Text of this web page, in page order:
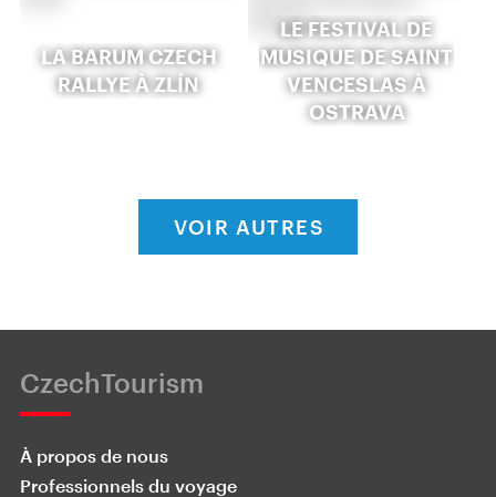
LA BARUM CZECH
RALLYE À ZLÍN
LE FESTIVAL DE
MUSIQUE DE SAINT
VENCESLAS À
OSTRAVA
VOIR AUTRES
CzechTourism
À propos de nous
Professionnels du voyage